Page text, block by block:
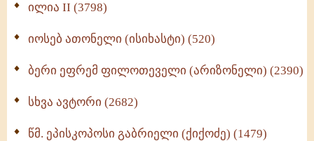
Wisdomge (514)
ქადაგებანი გაბრიელ ეპისკოპოსისა - II ტომი
სულიერი ცხოვრების სახელმძღვანელო -
ნაწილი II (369)
ილია II (3798)
იოსებ ათონელი (ისიხასტი) (520)
ბერი ეფრემ ფილოთეველი (არიზონელი) (2390)
სხვა ავტორი (2682)
წმ. ეპისკოპოსი გაბრიელი (ქიქოძე) (1479)